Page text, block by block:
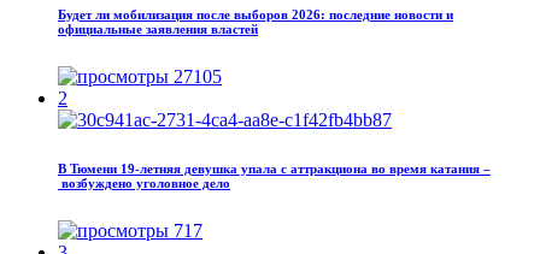
Будет ли мобилизация после выборов 2026: последние новости и
официальные заявления властей
27105
2
В Тюмени 19‑летняя девушка упала с аттракциона во время катания –
возбуждено уголовное дело
717